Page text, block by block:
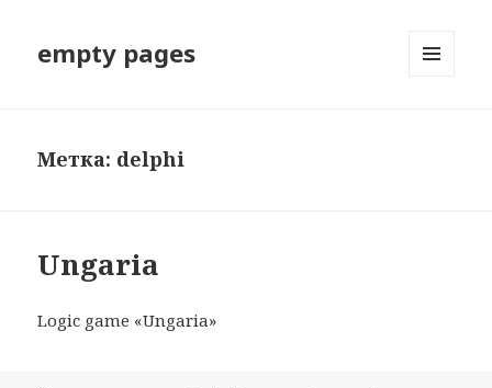
empty pages
Метка: delphi
Ungaria
Logic game «Ungaria»